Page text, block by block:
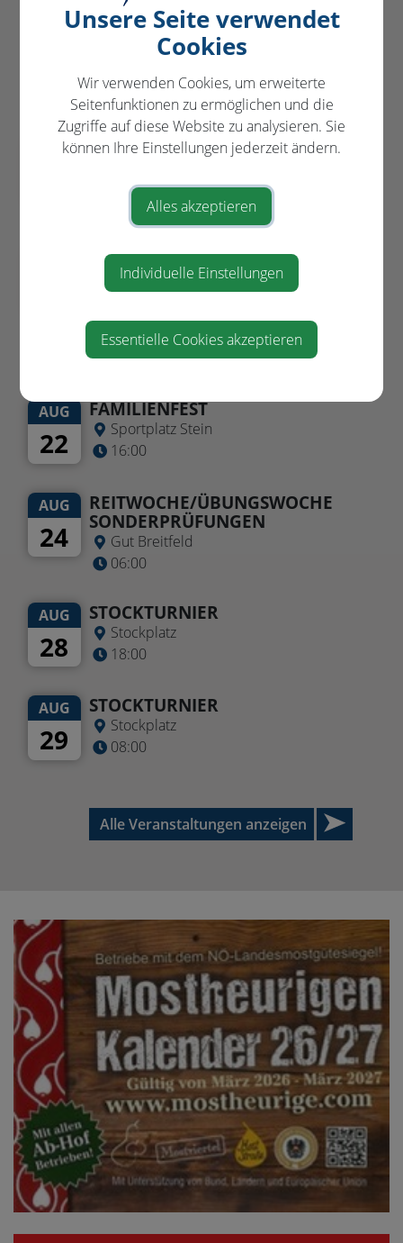
VERANSTALTUNGEN
in und um St. Pantaleon-Erla
AUG "SO A SCHENA TOG"-
Sportplatz Stein
11:00
BESICHTIGUNG UND FÜHRUNG
DER ARCHÄOLOGISCHEN
GRABUNG STEIN
am Ortsende von St. Pantaleon -
Steinerstraße
10:00
AUG
22
FAMILIENFEST
Sportplatz Stein
16:00
AUG
24
REITWOCHE/ÜBUNGSWOCHE
SONDERPRÜFUNGEN
Gut Breitfeld
06:00
AUG
28
STOCKTURNIER
Stockplatz
18:00
AUG
29
STOCKTURNIER
Stockplatz
08:00
Alle Veranstaltungen anzeigen
Unsere Seite verwendet
Cookies
Wir verwenden Cookies, um erweiterte
Seitenfunktionen zu ermöglichen und die
Zugriffe auf diese Website zu analysieren. Sie
können Ihre Einstellungen jederzeit ändern.
Alles akzeptieren
Individuelle Einstellungen
Essentielle Cookies akzeptieren